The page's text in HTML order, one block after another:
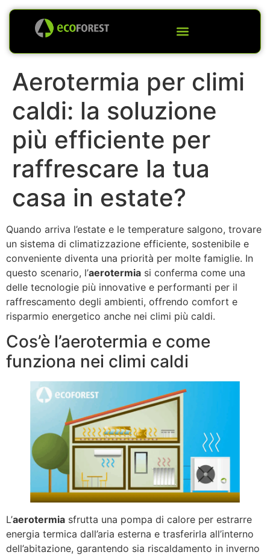
Aerotermia per climi
caldi: la soluzione
più efficiente per
raffrescare la tua
casa in estate?
Quando arriva l’estate e le temperature salgono, trovare
un sistema di climatizzazione efficiente, sostenibile e
conveniente diventa una priorità per molte famiglie. In
questo scenario, l’aerotermia si conferma come una
delle tecnologie più innovative e performanti per il
raffrescamento degli ambienti, offrendo comfort e
risparmio energetico anche nei climi più caldi.
Cos’è l’aerotermia e come
funziona nei climi caldi
L’aerotermia sfrutta una pompa di calore per estrarre
energia termica dall’aria esterna e trasferirla all’interno
dell’abitazione, garantendo sia riscaldamento in inverno